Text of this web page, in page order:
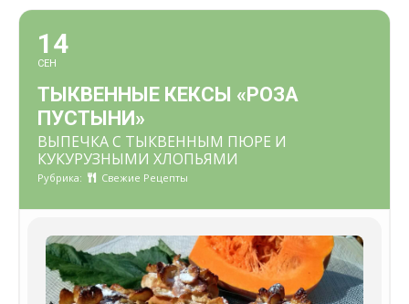
14
СЕН
ТЫКВЕННЫЕ КЕКСЫ «РОЗА
ПУСТЫНИ»
ВЫПЕЧКА С ТЫКВЕННЫМ ПЮРЕ И
КУКУРУЗНЫМИ ХЛОПЬЯМИ
Рубрика: Свежие Рецепты